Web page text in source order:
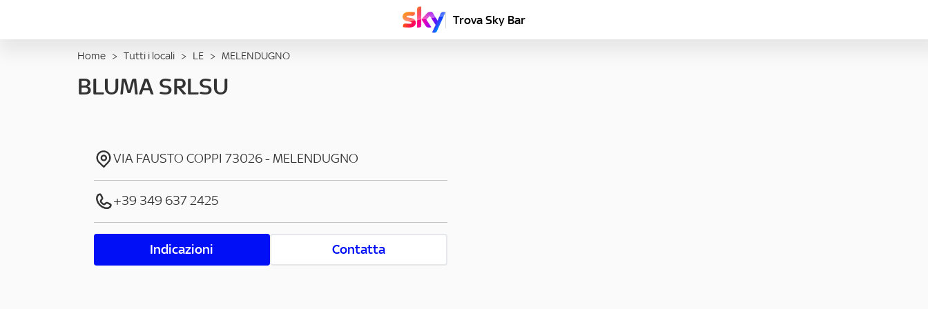
Trova Sky Bar
Home > Tutti i locali > LE > MELENDUGNO
BLUMA SRLSU
VIA FAUSTO COPPI 73026- MELENDUGNO
+39 349 637 2425
Indicazioni Contatta